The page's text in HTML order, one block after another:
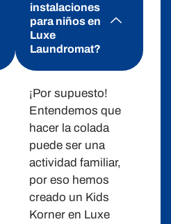
instalaciones
para niños en
Luxe
Laundromat?
¡Por supuesto!
Entendemos que
hacer la colada
puede ser una
actividad familiar,
por eso hemos
creado un Kids
Korner en Luxe